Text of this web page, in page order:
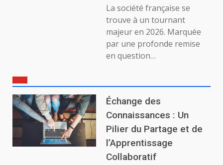
La société française se
trouve à un tournant
majeur en 2026. Marquée
par une profonde remise
en question…
Échange des
Connaissances : Un
Pilier du Partage et de
l’Apprentissage
Collaboratif